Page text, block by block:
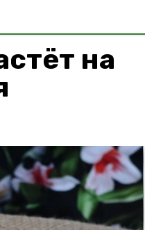
на